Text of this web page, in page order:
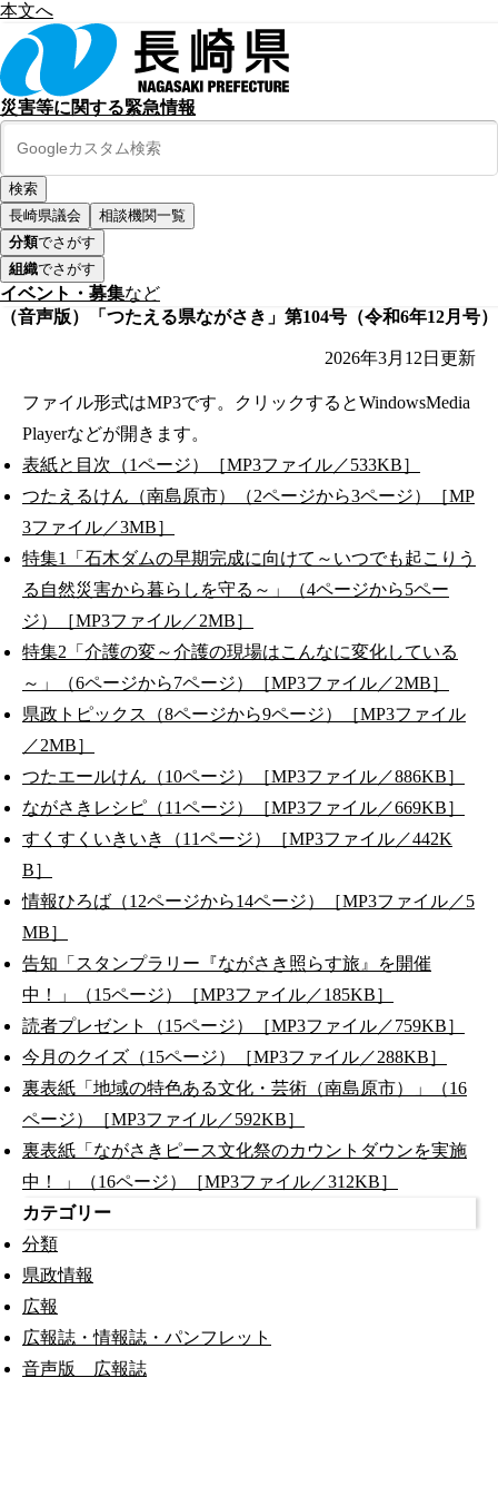
本文へ
災害等に関する緊急情報
長崎県議会
相談機関一覧
分類でさがす
組織でさがす
イベント・募集など
（音声版）「つたえる県ながさき」第104号（令和6年12月号）
2026年3月12日 更新
ファイル形式はMP3です。クリックするとWindowsMedia
Playerなどが開きます。
表紙と目次（1ページ）［MP3ファイル／533KB］
つたえるけん（南島原市）（2ページから3ページ）［MP
3ファイル／3MB］
特集1「石木ダムの早期完成に向けて～いつでも起こりう
る自然災害から暮らしを守る～」（4ページから5ペー
ジ）［MP3ファイル／2MB］
特集2「介護の変～介護の現場はこんなに変化している
～」（6ページから7ページ）［MP3ファイル／2MB］
県政トピックス（8ページから9ページ）［MP3ファイル
／2MB］
つたエールけん（10ページ）［MP3ファイル／886KB］
ながさきレシピ（11ページ）［MP3ファイル／669KB］
すくすくいきいき（11ページ）［MP3ファイル／442K
B］
情報ひろば（12ページから14ページ）［MP3ファイル／5
MB］
告知「スタンプラリー『ながさき照らす旅』を開催
中！」（15ページ）［MP3ファイル／185KB］
読者プレゼント（15ページ）［MP3ファイル／759KB］
今月のクイズ（15ページ）［MP3ファイル／288KB］
裏表紙「地域の特色ある文化・芸術（南島原市）」（16
ページ）［MP3ファイル／592KB］
裏表紙「ながさきピース文化祭のカウントダウンを実施
中！ 」（16ページ）［MP3ファイル／312KB］
カテゴリー
分類
県政情報
広報
広報誌・情報誌・パンフレット
音声版 広報誌